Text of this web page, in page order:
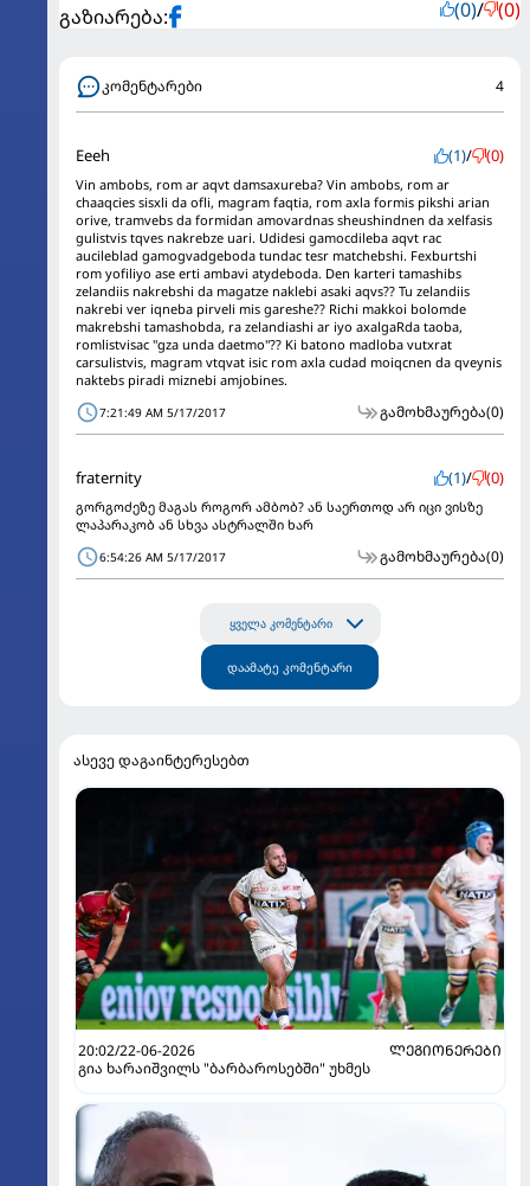
გაზიარება: (0)/ (0)
კომენტარები 4
Eeeh (1)/ (0)
Vin ambobs, rom ar aqvt damsaxureba? Vin ambobs, rom ar
chaaqcies sisxli da ofli, magram faqtia, rom axla formis pikshi arian
orive, tramvebs da formidan amovardnas sheushindnen da xelfasis
gulistvis tqves nakrebze uari. Udidesi gamocdileba aqvt rac
aucileblad gamogvadgeboda tundac tesr matchebshi. Fexburtshi
rom yofiliyo ase erti ambavi atydeboda. Den karteri tamashibs
zelandiis nakrebshi da magatze naklebi asaki aqvs?? Tu zelandiis
nakrebi ver iqneba pirveli mis gareshe?? Richi makkoi bolomde
makrebshi tamashobda, ra zelandiashi ar iyo axalgaRda taoba,
romlistvisac "gza unda daetmo"?? Ki batono madloba vutxrat
carsulistvis, magram vtqvat isic rom axla cudad moiqcnen da qveynis
naktebs piradi miznebi amjobines.
7:21:49 AM 5/17/2017 გამოხმაურება(0)
fraternity (1)/ (0)
გორგოძეზე მაგას როგორ ამბობ? ან საერთოდ არ იცი ვისზე
ლაპარაკობ ან სხვა ასტრალში ხარ
6:54:26 AM 5/17/2017 გამოხმაურება(0)
ყველა კომენტარი
დაამატე კომენტარი
ასევე დაგაინტერესებთ
20:02/22-06-2026
ᲚᲔᲒᲘᲝᲜᲔᲠᲔᲑᲘ
გია ხარაიშვილს "ბარბაროსებში" უხმეს